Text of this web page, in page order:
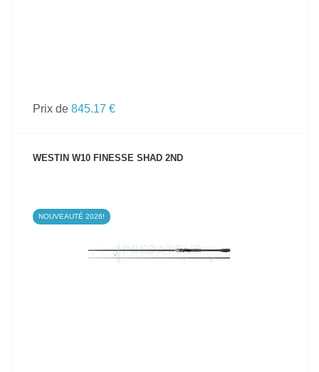
Prix de 845.17 €
WESTIN W10 FINESSE SHAD 2ND
NOUVEAUTÉ 2026!